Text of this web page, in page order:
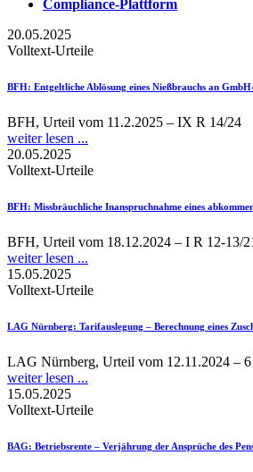
Compliance-Plattform
20.05.2025
Volltext-Urteile
BFH: Entgeltliche Ablösung eines Nießbrauchs an
BFH, Urteil vom 11.2.2025 – IX R 14/24
weiter lesen ...
20.05.2025
Volltext-Urteile
BFH: Missbräuchliche Inanspruchnahme eines
BFH, Urteil vom 18.12.2024 – I R 12-13/
weiter lesen ...
15.05.2025
Volltext-Urteile
LAG Nürnberg: Tarifauslegung – Berechnung eines
LAG Nürnberg, Urteil vom 12.11.2024 –
weiter lesen ...
15.05.2025
Volltext-Urteile
BAG: Betriebsrente – Verjährung der Ansprüche des